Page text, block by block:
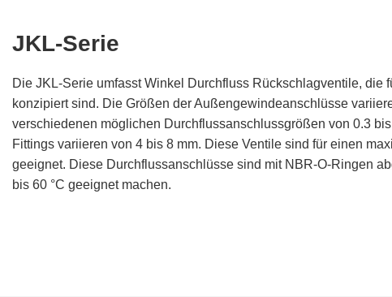
JKL-Serie
Die JKL-Serie umfasst Winkel Durchfluss Rückschlagventile, die
konzipiert sind. Die Größen der Außengewindeanschlüsse
verschiedenen möglichen Durchflussanschlussgrößen von 0.3
Fittings variieren von 4 bis 8 mm. Diese Ventile sind für einen
geeignet. Diese Durchflussanschlüsse sind mit NBR-O-Ringen
bis 60 °C geeignet machen.